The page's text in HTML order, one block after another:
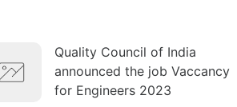
Quality Council of India
announced the job Vaccancy
for Engineers 2023